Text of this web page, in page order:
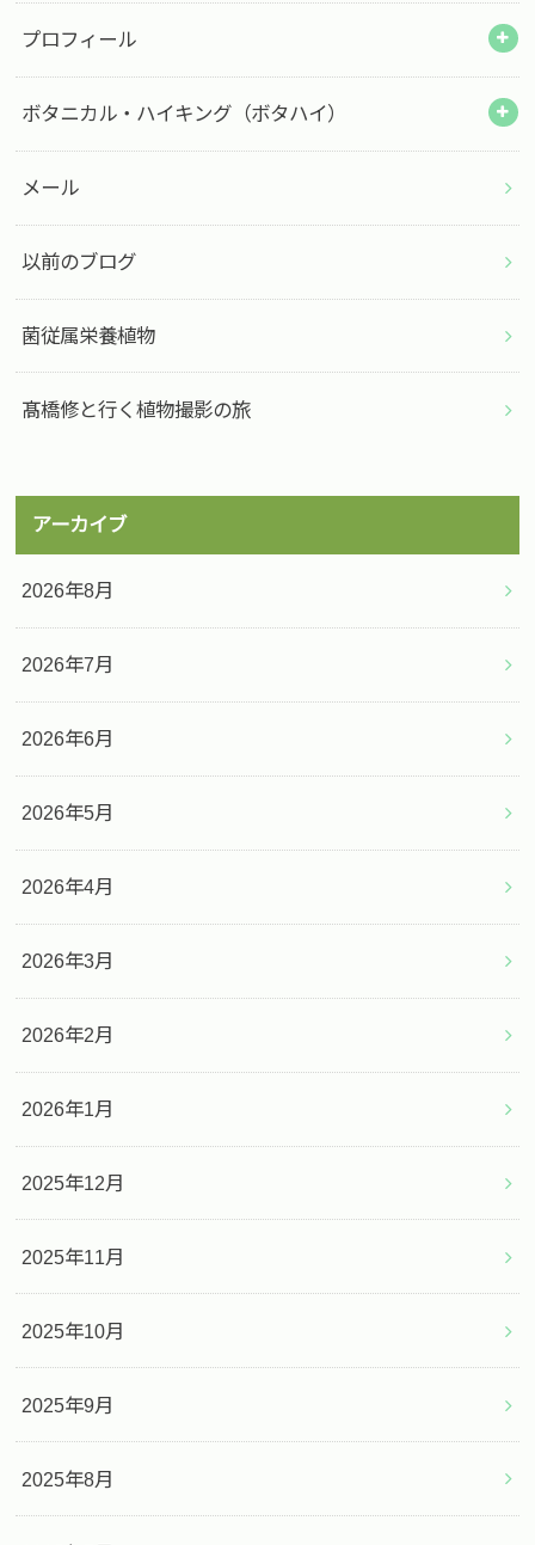
プロフィール
ボタニカル・ハイキング（ボタハイ）
メール
以前のブログ
菌従属栄養植物
髙橋修と行く植物撮影の旅
アーカイブ
2026年8月
2026年7月
2026年6月
2026年5月
2026年4月
2026年3月
2026年2月
2026年1月
2025年12月
2025年11月
2025年10月
2025年9月
2025年8月